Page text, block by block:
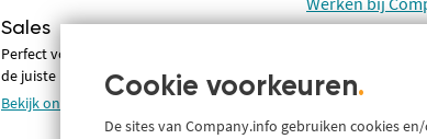
Sales
Perfect voorbereid voor gesprekken met
de juiste prospects
Bekijk onze oplossingen
Systeem status
Gratis
Cookie voorkeuren.
De sites van Company.info gebruiken cookies